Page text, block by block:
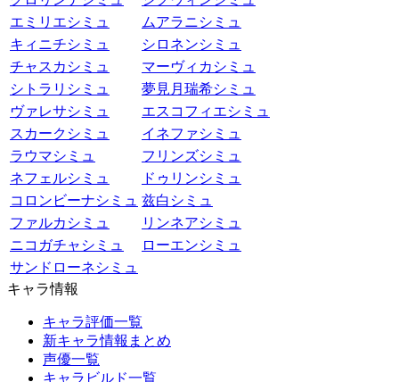
エミリエシミュ
ムアラニシミュ
キィニチシミュ
シロネンシミュ
チャスカシミュ
マーヴィカシミュ
シトラリシミュ
夢見月瑞希シミュ
ヴァレサシミュ
エスコフィエシミュ
スカークシミュ
イネファシミュ
ラウマシミュ
フリンズシミュ
ネフェルシミュ
ドゥリンシミュ
コロンビーナシミュ 兹白シミュ
ファルカシミュ
リンネアシミュ
ニコガチャシミュ
ローエンシミュ
サンドローネシミュ
キャラ情報
キャラ評価一覧
新キャラ情報まとめ
声優一覧
キャラビルド一覧